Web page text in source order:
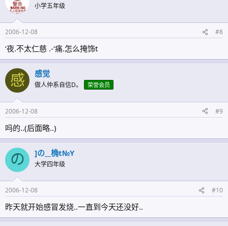
小学五年级
2006-12-08 #8
‘夜.不太仁慈 .-‘痛.怎么掩饰t
感 感觉
做人仲系自信D。 荣誉会员
2006-12-08 #9
吗的..(后面略..)
の ]の__桷t№Y
大学四年级
2006-12-08 #10
昨天就开始感冒发烧..一直到今天还没好..